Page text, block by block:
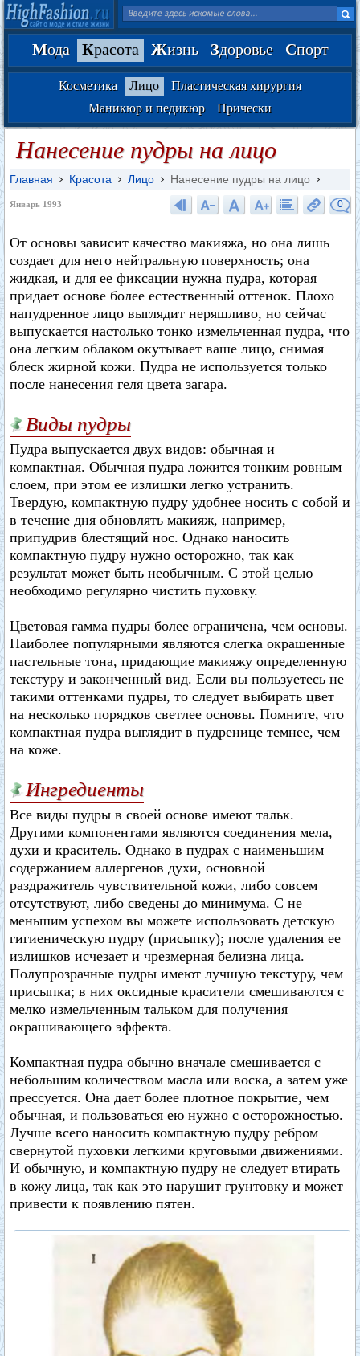
Мода Красота Жизнь Здоровье Спорт
Косметика Лицо
Пластическая хирургия
Маникюр и педикюр
Прически
Нанесение пудры на лицо
Главная Красота Лицо Нанесение пудры на лицо
Январь 1993 0
От основы зависит качество макияжа, но она лишь
создает для него нейтральную поверхность; она
жидкая, и для ее фиксации нужна пудра, которая
придает основе более естественный оттенок. Плохо
напудренное лицо выглядит неряшливо, но сейчас
выпускается настолько тонко измельченная пудра, что
она легким облаком окутывает ваше лицо, снимая
блеск жирной кожи. Пудра не используется только
после нанесения геля цвета загара.
Виды пудры
Пудра выпускается двух видов: обычная и
компактная. Обычная пудра ложится тонким ровным
слоем, при этом ее излишки легко устранить.
Твердую, компактную пудру удобнее носить с собой и
в течение дня обновлять макияж, например,
припудрив блестящий нос. Однако наносить
компактную пудру нужно осторожно, так как
результат может быть необычным. С этой целью
необходимо регулярно чистить пуховку.
Цветовая гамма пудры более ограничена, чем основы.
Наиболее популярными являются слегка окрашенные
пастельные тона, придающие макияжу определенную
текстуру и законченный вид. Если вы пользуетесь не
такими оттенками пудры, то следует выбирать цвет
на несколько порядков светлее основы. Помните, что
компактная пудра выглядит в пудренице темнее, чем
на коже.
Ингредиенты
Все виды пудры в своей основе имеют тальк.
Другими компонентами являются соединения мела,
духи и краситель. Однако в пудрах с наименьшим
содержанием аллергенов духи, основной
раздражитель чувствительной кожи, либо совсем
отсутствуют, либо сведены до минимума. С не
меньшим успехом вы можете использовать детскую
гигиеническую пудру (присыпку); после удаления ее
излишков исчезает и чрезмерная белизна лица.
Полупрозрачные пудры имеют лучшую текстуру, чем
присыпка; в них оксидные красители смешиваются с
мелко измельченным тальком для получения
окрашивающего эффекта.
Компактная пудра обычно вначале смешивается с
небольшим количеством масла или воска, а затем уже
прессуется. Она дает более плотное покрытие, чем
обычная, и пользоваться ею нужно с осторожностью.
Лучше всего наносить компактную пудру ребром
свернутой пуховки легкими круговыми движениями.
И обычную, и компактную пудру не следует втирать
в кожу лица, так как это нарушит грунтовку и может
привести к появлению пятен.